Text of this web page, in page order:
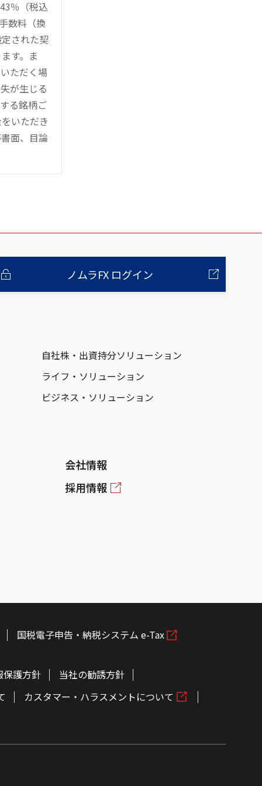
％（税込
数料（換
された契
す。ま
ただく場
が生じる
る銘柄ご
いただき
面、目論
ノムラFX ログイン
自社株・出資持分ソリューション
ライフ・ソリューション
ビジネス・ソリューション
会社情報
採用情報
国税電子申告・納税システム e-Tax
保護方針
当社の勧誘方針
カスタマー・ハラスメントについて